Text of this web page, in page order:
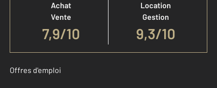
Achat
Vente
7,9/10
Location
Gestion
9,3/10
Offres d'emploi